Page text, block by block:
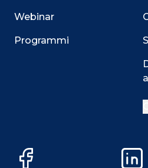
Webinar
Programmi
Facebook
Questo sito utilizza i cookie